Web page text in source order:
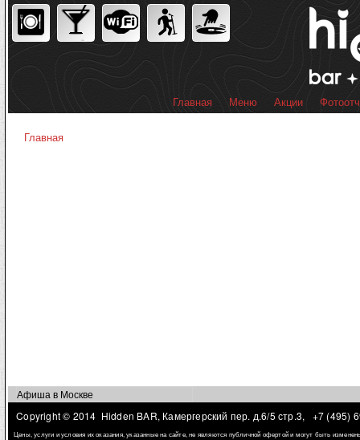
Главное меню
Главная Меню Акции
Главная
Афиша в Москве
Copyright © 2014 Hidden BAR, Камергерский пер. д.6/5 стр.3,
+7 (495)
Цены, услуги и условия их оказания, указанные на сайте, не являются публичной офертой и могут быть